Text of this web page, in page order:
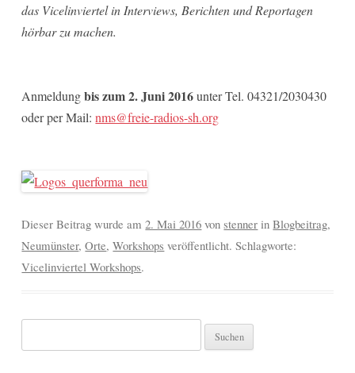
das Vicelinviertel in Interviews, Berichten und Reportagen
hörbar zu machen.
Anmeldungbis zum 2. Juni 2016unter Tel. 04321/2030430
oder per Mail:nms@freie-radios-sh.org
Dieser Beitrag wurde am2. Mai 2016 vonstenner inBlogbeitrag,
Neumünster,Orte,Workshops veröffentlicht. Schlagworte:
Vicelinviertel Workshops.
nach: